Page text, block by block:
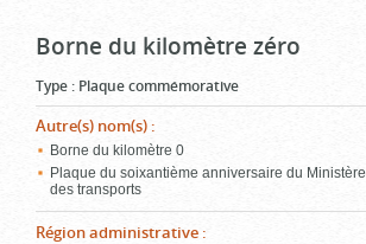
Borne du kilomètre zéro
Type : Plaque commémorative
Autre(s) nom(s) :
Borne du kilomètre 0
Plaque du soixantième anniversaire du Ministère
des transports
Région administrative :